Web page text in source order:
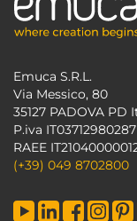
Emuca S.R.L.
Via Messico, 80
35127 PADOVA PD
P.iva IT03712980287
RAEE
(+39) 049 8702800